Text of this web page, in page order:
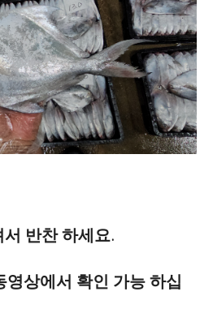
반찬 하세요.
영상에서 확인 가능 하십